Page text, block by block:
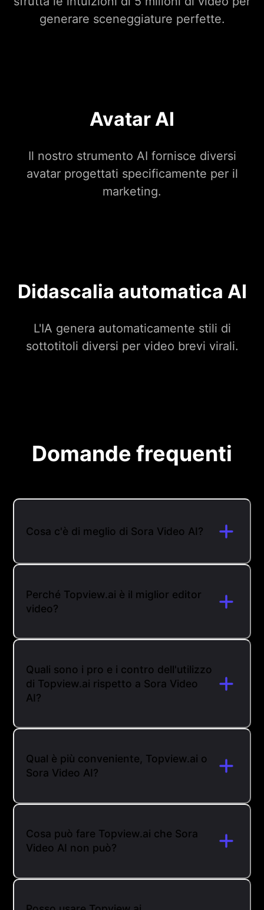
generare sceneggiature perfette.
Avatar AI
Il nostro strumento AI fornisce diversi
avatar progettati specificamente per il
marketing.
Didascalia automatica AI
L'IA genera automaticamente stili di
sottotitoli diversi per video brevi virali.
Domande frequenti
Cosa c'è di meglio di Sora Video AI?
Perché Topview.ai è il miglior editor
video?
Quali sono i pro e i contro dell'utilizzo
di Topview.ai rispetto a Sora Video
AI?
Qual è più conveniente, Topview.ai o
Sora Video AI?
Cosa può fare Topview.ai che Sora
Video AI non può?